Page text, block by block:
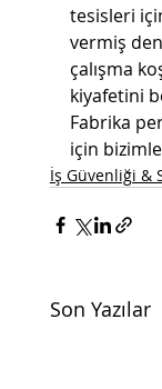
tesisleri
vermiş
çalışma
kiyafetini
Fabrika
için
İş Güvenliği &
Son Yazılar